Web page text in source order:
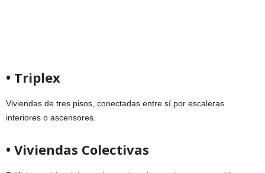
• Triplex
Viviendas de tres pisos, conectadas entre sí por escaleras
interiores o ascensores.
• Viviendas Colectivas